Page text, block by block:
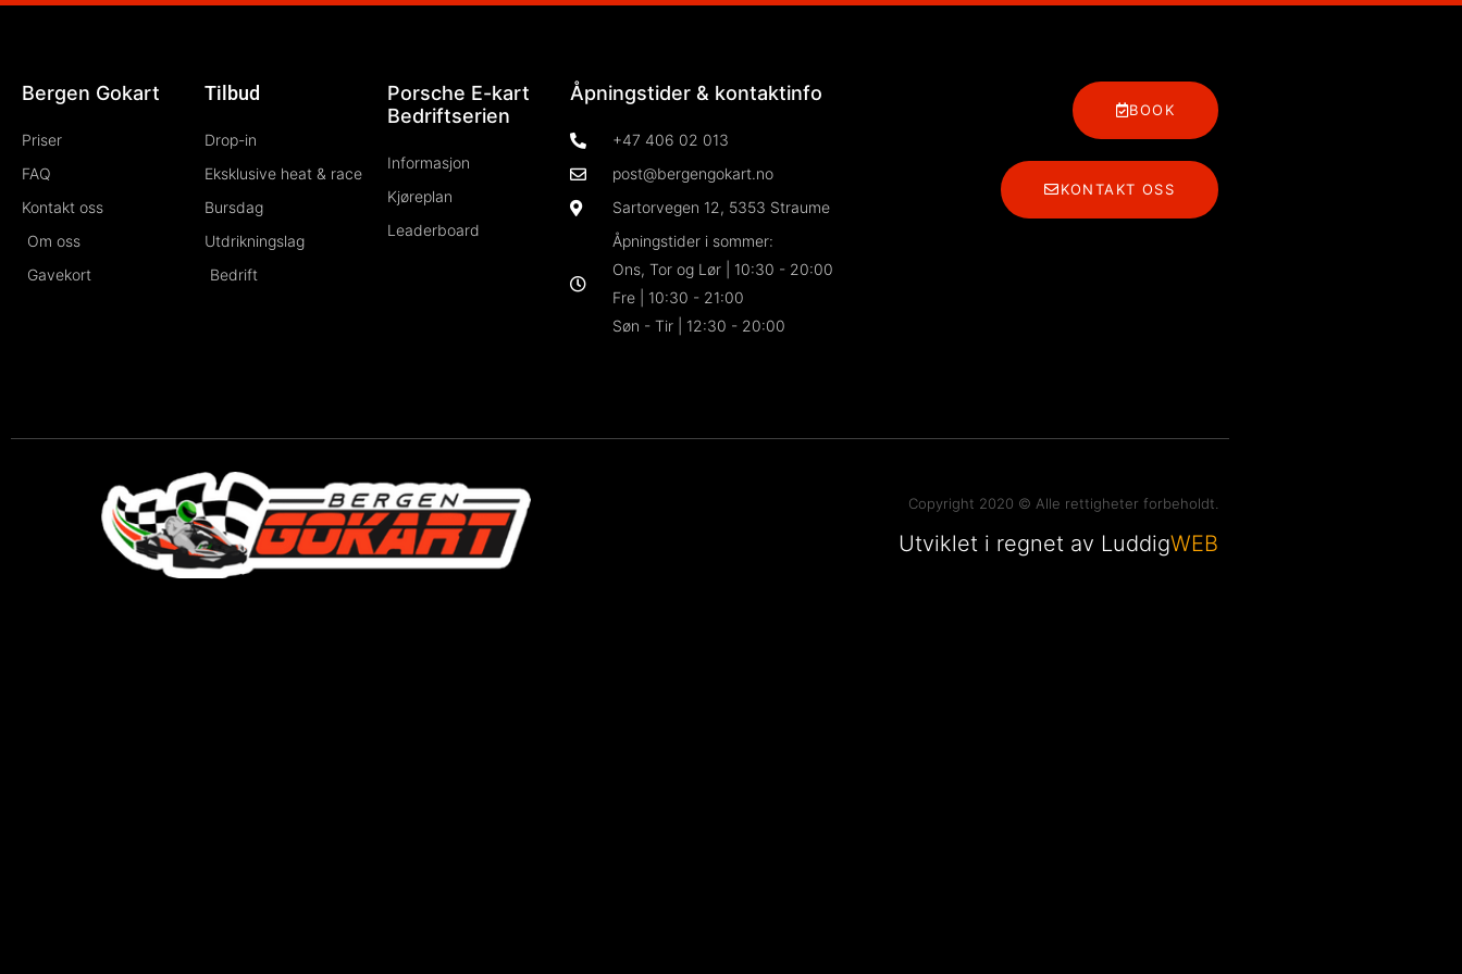
Bergen Gokart
Priser
FAQ
Kontakt oss
Om oss
Gavekort
Tilbud
Drop-in
Eksklusive heat & race
Bursdag
Utdrikningslag
Bedrift
Porsche E-kart
Bedriftserien
Informasjon
Kjøreplan
Leaderboard
Åpningstider & kontaktinfo
+47 406 02 013
post@bergengokart.no
Sartorvegen 12, 5353 Straume
Åpningstider i sommer:
Ons, Tor og Lør | 10:30 - 20:00
Fre | 10:30 - 21:00
Søn - Tir | 12:30 - 20:00
BOOK
KONTAKT OSS
Copyright 2020 © Alle rettigheter forbeholdt.
Utviklet i regnet av LuddigWEB